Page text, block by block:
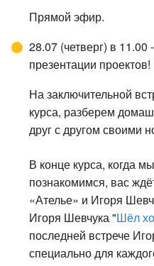
Прямой эфир.
28.07 (четверг) в
презентации проектов!
На заключительной
курса, разберем
друг с другом своими
В конце курса, когда
познакомимся, вас
«Ателье» и Игоря
Игоря Шевчука "Шёл
последней встрече
специально для